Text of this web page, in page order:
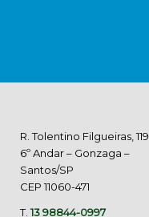
R. Tolentino Filgueiras, 119
6º Andar – Gonzaga –
Santos/SP
CEP 11060-471
T.13 98844-0997